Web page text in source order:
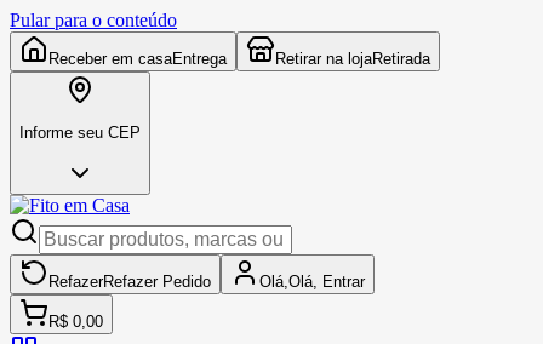
Pular para o conteúdo
Receber em casaEntrega Retirar na lojaRetirada
Informe seu CEP
RefazerRefazer Pedido Olá, Olá, Entrar
R$ 0,00